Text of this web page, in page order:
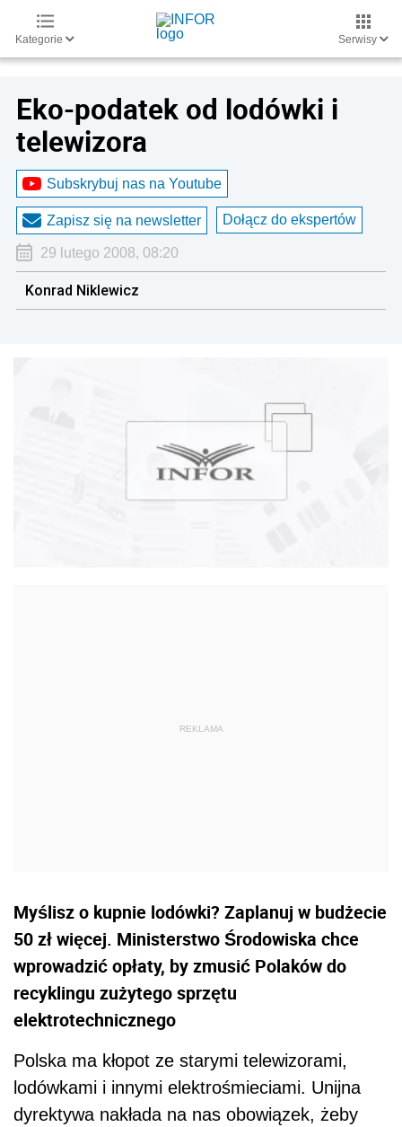
Kategorie Serwisy
Eko-podatek od lodówki i
telewizora
Subskrybuj nas na Youtube
Zapisz się na newsletter Dołącz do ekspertów
29 lutego 2008, 08:20
Konrad Niklewicz
Myślisz o kupnie lodówki? Zaplanuj w budżecie
50 zł więcej. Ministerstwo Środowiska chce
wprowadzić opłaty, by zmusić Polaków do
recyklingu zużytego sprzętu
elektrotechnicznego
Polska ma kłopot ze starymi telewizorami,
lodówkami i innymi elektrośmieciami. Unijna
dyrektywa nakłada na nas obowiązek, żeby